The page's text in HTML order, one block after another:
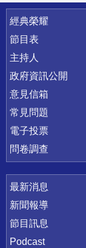
快速連結
經典榮耀
節目表
主持人
政府資訊公開
意見信箱
常見問題
電子投票
問卷調查
最新消息
新聞報導
節目訊息
Podcast